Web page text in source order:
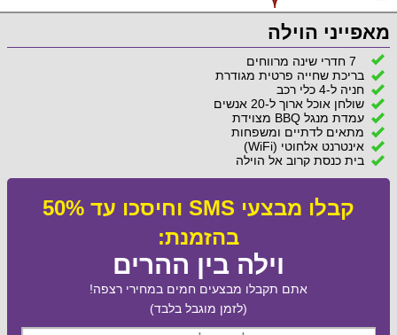
מאפייני הוילה
7 חדרי שינה מרווחים
בריכת שחייה פרטית מגודרת
חניה ל-4 כלי רכב
שולחן אוכל ארוך ל-20 אנשים
עמדת מנגל BBQ מצוידת
מתאים לדתיים ומשפחות
אינטרנט אלחוטי (WiFi)
בית כנסת קרוב אל הוילה
קבלו מבצעי SMS וחיסכו עד 50%
בהזמנת:
וילה בין ההרים
אתם תקבלו מבצעים חמים במחירי רצפה!
(לזמן מוגבל בלבד)